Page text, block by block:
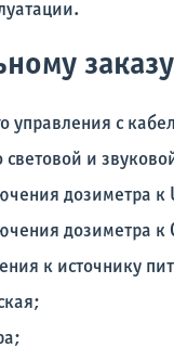
управления с
световой и
дозиметра к
дозиметра к
к источнику